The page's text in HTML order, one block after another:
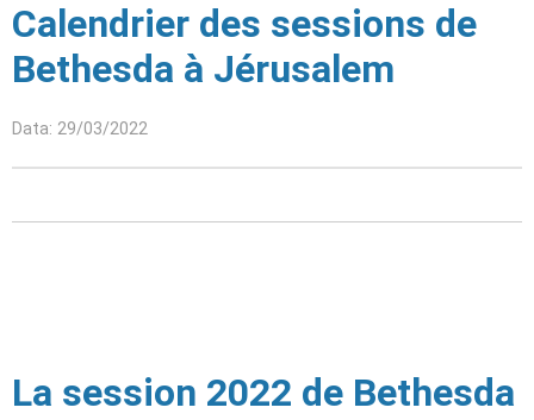
Calendrier des sessions de
Bethesda à Jérusalem
Data: 29/03/2022
La session 2022 de Bethesda